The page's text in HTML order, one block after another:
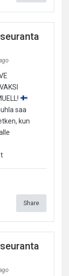
saa
kun
Share